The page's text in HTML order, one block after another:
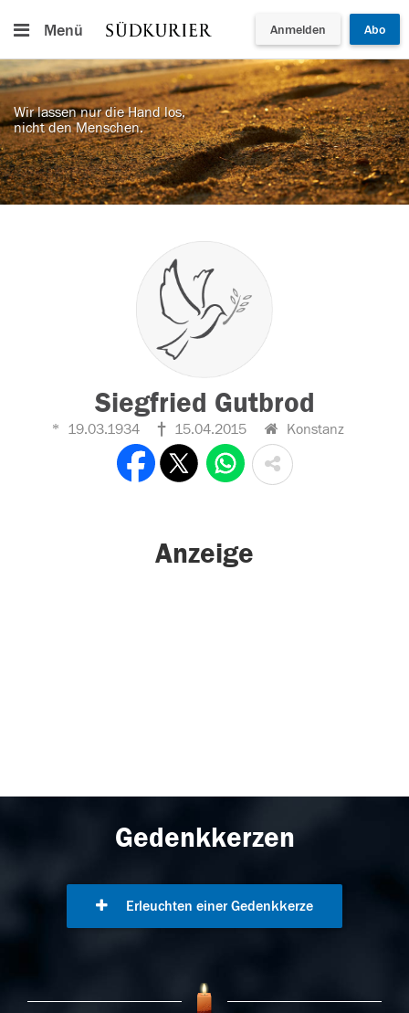
Menü Anmelden Abo
Wir lassen nur die Hand los,
nicht den Menschen.
Siegfried Gutbrod
19.03.1934 15.04.2015 Konstanz
Anzeige
Gedenkkerzen
Erleuchten einer Gedenkkerze